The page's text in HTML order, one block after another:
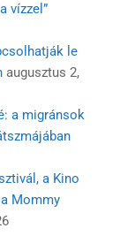
vízzel”
le
augusztus 2,
a migránsok
a Kino
Mommy